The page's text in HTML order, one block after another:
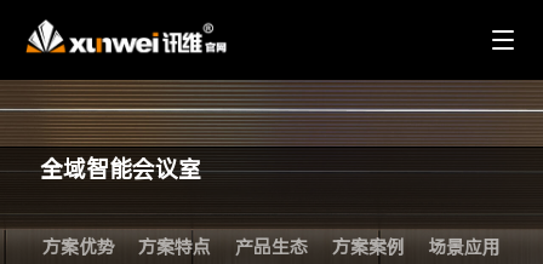
全域智能会议室
方案优势 方案特点 产品生态 方案案例 场景应用